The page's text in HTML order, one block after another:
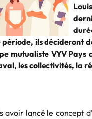
période, ils décideront
mutualiste VYV Pays
les collectivités, la
avoir lancé le concept